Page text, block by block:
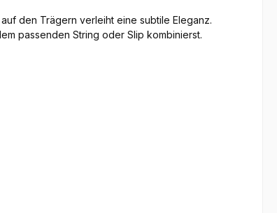
den Trägern verleiht eine subtile Eleganz.
passenden String oder Slip kombinierst.